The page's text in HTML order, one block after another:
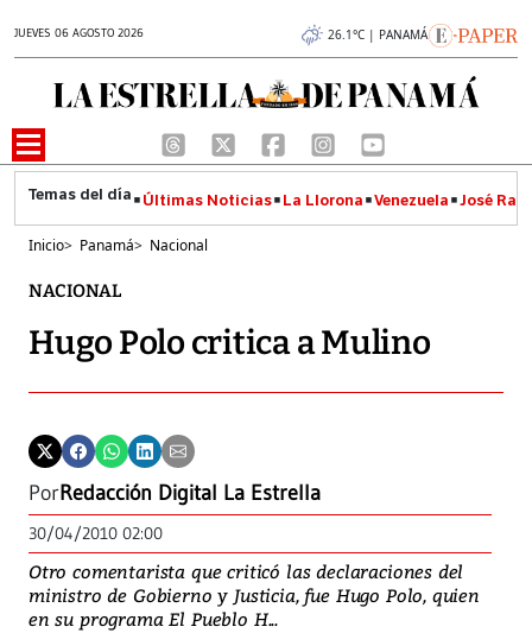
JUEVES 06 AGOSTO 2026 26.1°C | PANAMÁ
Últimas Noticias La Llorona Venezuela José
Inicio> Panamá> Nacional
NACIONAL
Hugo Polo critica a Mulino
PorRedacción Digital La Estrella
30/04/2010 02:00
Otro comentarista que criticó las declaraciones del
ministro de Gobierno y Justicia, fue Hugo Polo, quien
en su programa El Pueblo H...